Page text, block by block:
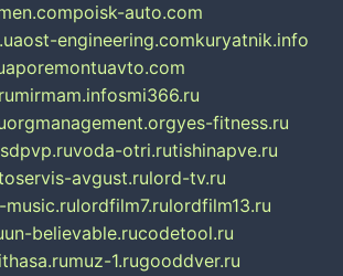
poisk-auto.com
ost-engineering.comkuryatnik.info
poremontuavto.com
mirmam.infosmi366.ru
orgmanagement.orgyes-fitness.ru
voda-otri.rutishinapve.ru
avgust.rulord-tv.ru
lordfilm7.rulordfilm13.ru
un-believable.rucodetool.ru
muz-1.rugooddver.ru